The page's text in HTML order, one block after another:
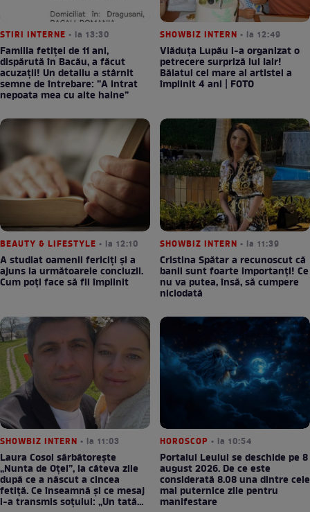
STIRI INTERNE • la 13:30
Familia fetiței de 11 ani,
dispărută în Bacău, a făcut
acuzații! Un detaliu a stârnit
semne de întrebare: ”A intrat
nepoata mea cu alte haine”
SHOWBIZ INTERN • la 12:49
Vlăduța Lupău i-a organizat o
petrecere surpriză lui Iair!
Băiatul cel mare al artistei a
împlinit 4 ani | FOTO
BEAUTY & LIFESTYLE • la 12:10
A studiat oamenii fericiți și a
ajuns la următoarele concluzii.
Cum poți face să fii împlinit
SHOWBIZ INTERN • la 11:39
Cristina Spătar a recunoscut că
banii sunt foarte importanți! Ce
nu va putea, însă, să cumpere
niciodată
SHOWBIZ INTERN • la 11:03
Laura Cosoi sărbătorește
„Nunta de Oțel”, la câteva zile
după ce a născut a cincea
fetiță. Ce înseamnă și ce mesaj
i-a transmis soțului: „Un tată
HOROSCOP • la 10:54
Portalul Leului se deschide pe 8
august 2026. De ce este
considerată 8.08 una dintre cele
mai puternice zile pentru
manifestare